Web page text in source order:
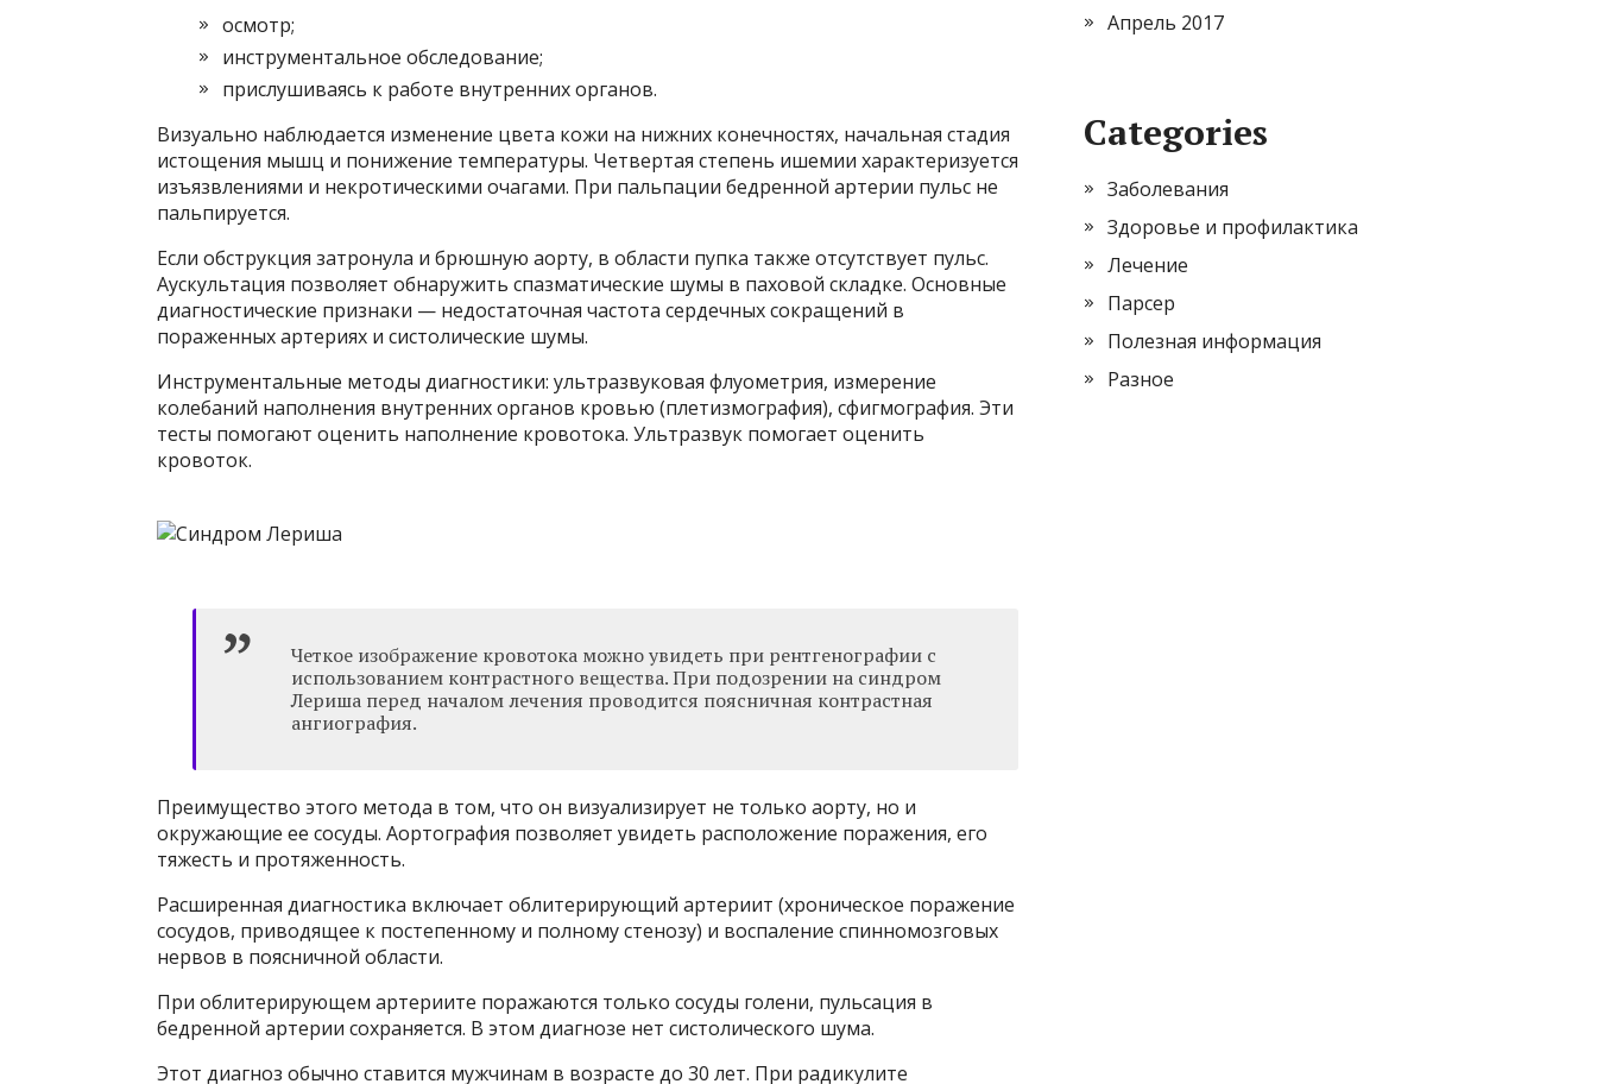
осмотр;
инструментальное обследование;
прислушиваясь к работе внутренних органов.
Визуально наблюдается изменение цвета кожи на нижних конечностях, начальная стадия
истощения мышц и понижение температуры. Четвертая степень ишемии характеризуется
изъязвлениями и некротическими очагами. При пальпации бедренной артерии пульс не
пальпируется.
Если обструкция затронула и брюшную аорту, в области пупка также отсутствует пульс.
Аускультация позволяет обнаружить спазматические шумы в паховой складке. Основные
диагностические признаки — недостаточная частота сердечных сокращений в
пораженных артериях и систолические шумы.
Инструментальные методы диагностики: ультразвуковая флуометрия, измерение
колебаний наполнения внутренних органов кровью (плетизмография), сфигмография. Эти
тесты помогают оценить наполнение кровотока. Ультразвук помогает оценить
кровоток.
Четкое изображение кровотока можно увидеть при рентгенографии с
использованием контрастного вещества. При подозрении на синдром
Лериша перед началом лечения проводится поясничная контрастная
ангиография.
Преимущество этого метода в том, что он визуализирует не только аорту, но и
окружающие ее сосуды. Аортография позволяет увидеть расположение поражения, его
тяжесть и протяженность.
Расширенная диагностика включает облитерирующий артериит (хроническое поражение
сосудов, приводящее к постепенному и полному стенозу) и воспаление спинномозговых
нервов в поясничной области.
При облитерирующем артериите поражаются только сосуды голени, пульсация в
бедренной артерии сохраняется. В этом диагнозе нет систолического шума.
Этот диагноз обычно ставится мужчинам в возрасте до 30 лет. При радикулите
Апрель 2017
Categories
Заболевания
Здоровье и профилактика
Лечение
Парсер
Полезная информация
Разное